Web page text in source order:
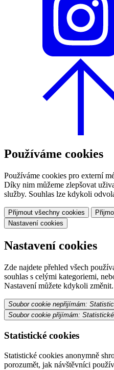
Používáme cookies
Používáme cookies pro externí
Díky nim můžeme zlepšovat
služby. Souhlas lze kdykoli
Přijmout všechny cookies
Nastavení cookies
Nastavení cookies
Zde najdete přehled všech
souhlas s celými kategoriemi,
Nastavení můžete kdykoli změnit.
Soubor cookie
Soubor cookie
Statistické cookies
Statistické cookies anonymně
porozumět, jak návštěvníci